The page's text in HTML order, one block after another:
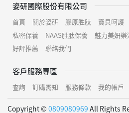
姿研國際股份有限公司
首頁 關於姿研 膠原胜肽 寶貝呵護
私密保養
NAAS胜肽保養 魅力美妍樂
好評推薦
聯絡我們
客戶服務專區
查詢 訂購需知 服務條款 我的帳戶
Copyright © 0809080969 All Rights